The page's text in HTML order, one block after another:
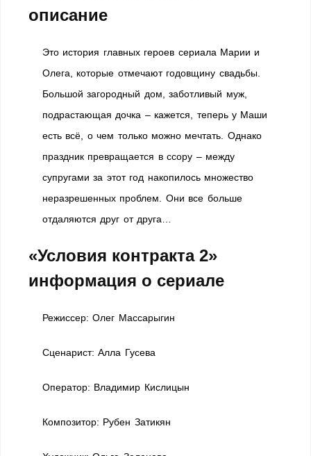
описание
Это история главных героев сериала Марии и
Олега, которые отмечают годовщину свадьбы.
Большой загородный дом, заботливый муж,
подрастающая дочка – кажется, теперь у Маши
есть всё, о чем только можно мечтать. Однако
праздник превращается в ссору – между
супругами за этот год накопилось множество
неразрешенных проблем. Они все больше
отдаляются друг от друга…
«Условия контракта 2»
информация о сериале
Режиссер: Олег Массарыгин
Сценарист: Алла Гусева
Оператор: Владимир Кислицын
Композитор: Рубен Затикян